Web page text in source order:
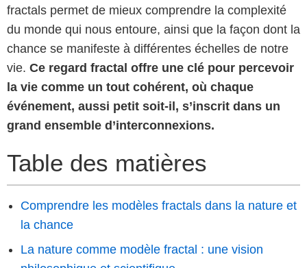
fractals permet de mieux comprendre la complexité
du monde qui nous entoure, ainsi que la façon dont la
chance se manifeste à différentes échelles de notre
vie. Ce regard fractal offre une clé pour percevoir
la vie comme un tout cohérent, où chaque
événement, aussi petit soit-il, s’inscrit dans un
grand ensemble d’interconnexions.
Table des matières
Comprendre les modèles fractals dans la nature et
la chance
La nature comme modèle fractal : une vision